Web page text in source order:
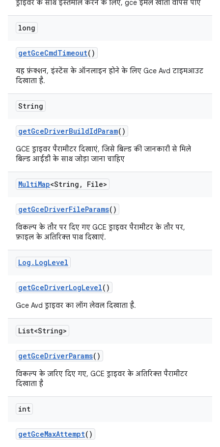
ड्राइवर के साथ इस्तेमाल करने के लिए, gce ईमेल खाता वापस पाएं
long
getGceCmdTimeout()
यह फ़ंक्शन, इंस्टेंस के ऑनलाइन होने के लिए Gce Avd टाइमआउट
दिखाता है.
String
getGceDriverBuildIdParam()
GCE ड्राइवर पैरामीटर दिखाएं, जिसे बिल्ड की जानकारी से मिले
बिल्ड आईडी के साथ जोड़ा जाना चाहिए
MultiMap<String , File>
getGceDriverFileParams()
विकल्प के तौर पर दिए गए GCE ड्राइवर पैरामीटर के तौर पर,
फ़ाइल के अतिरिक्त पाथ दिखाएं.
Log . LogLevel
getGceDriverLogLevel()
Gce Avd ड्राइवर का लॉग लेवल दिखाता है.
List<String>
getGceDriverParams()
विकल्प के ज़रिए दिए गए, GCE ड्राइवर के अतिरिक्त पैरामीटर
दिखाता है
int
getGceMaxAttempt()